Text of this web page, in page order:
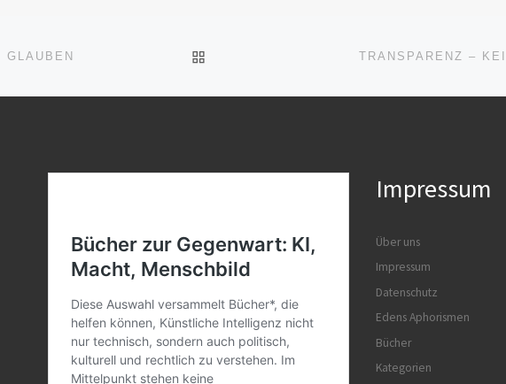
ZURÜCK ZUR BEITRAGSLISTE
TRANSPARENZ –
Impressum
Über uns
Impressum
Datenschutz
Edens Aphorismen
Bücher
Kategorien